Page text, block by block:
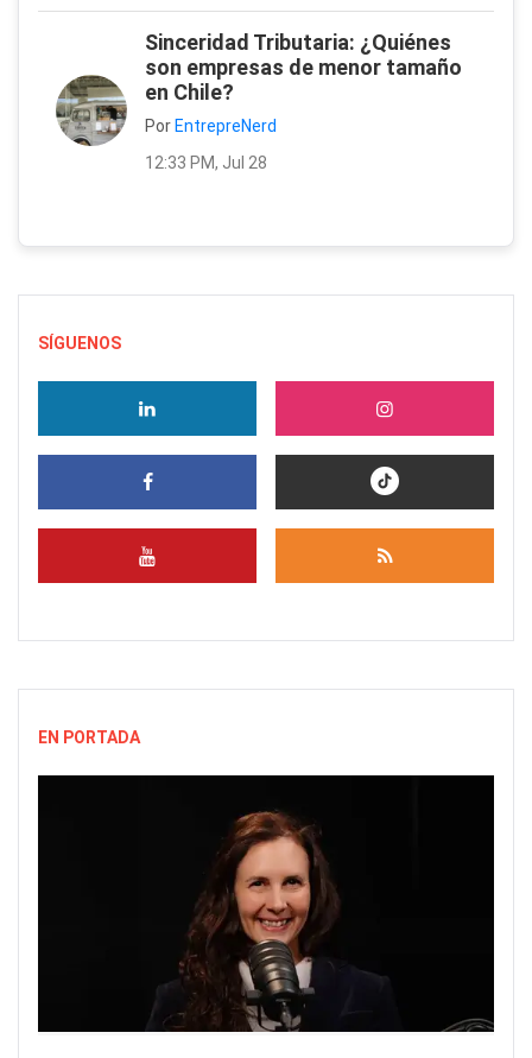
Sinceridad Tributaria: ¿Quiénes
son empresas de menor tamaño
en Chile?
Por EntrepreNerd
12:33 PM, Jul 28
SÍGUENOS
EN PORTADA